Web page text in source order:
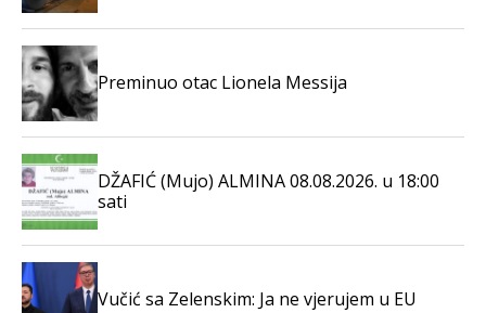
Preminuo otac Lionela Messija
DŽAFIĆ (Mujo) ALMINA 08.08.2026. u 18:00
sati
Vučić sa Zelenskim: Ja ne vjerujem u EU